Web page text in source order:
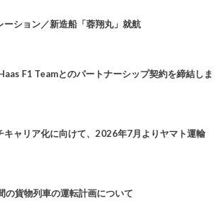
ーション／新造船「蓉翔丸」就航
F1 Teamとのパートナーシップ契約を締結しま
キャリア化に向けて、2026年7月よりヤマト運輸
の貨物列車の運転計画について